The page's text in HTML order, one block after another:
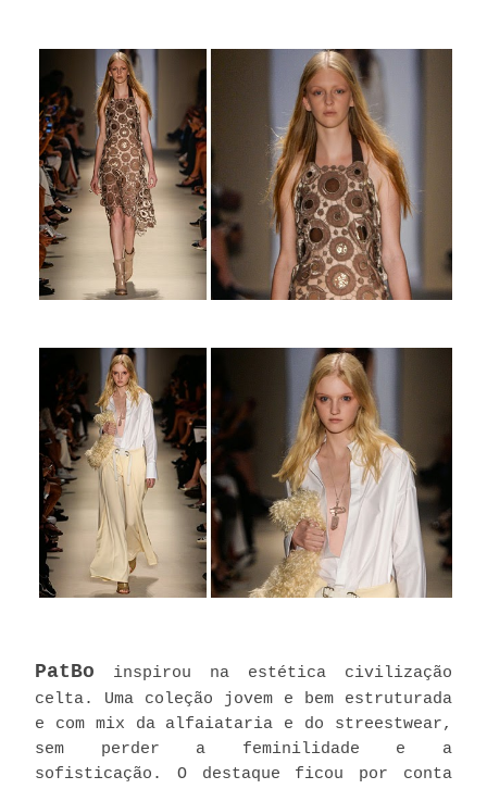
PatBo
inspirou na estética civilização
celta. Uma coleção jovem e bem estruturada
e com mix da alfaiataria e do streestwear,
sem perder a feminilidade e a
sofisticação. O destaque ficou por conta